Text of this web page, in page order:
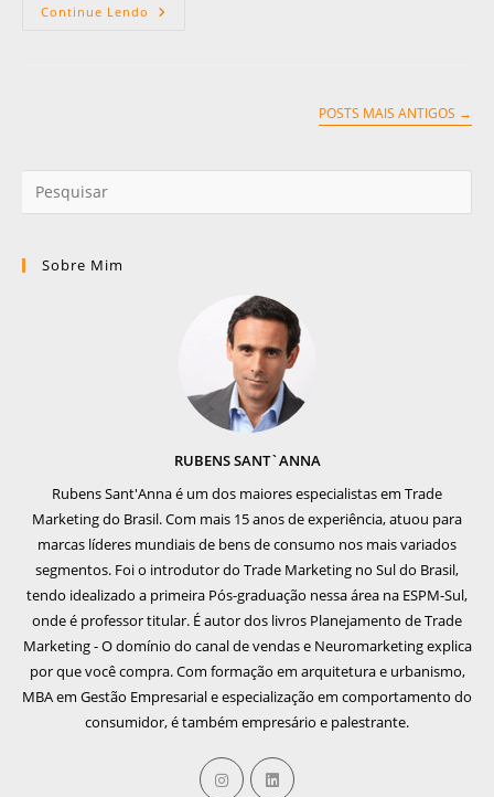
Continue Lendo
POSTS MAIS ANTIGOS →
Sobre Mim
RUBENS SANT`ANNA
Rubens Sant'Anna é um dos maiores especialistas em Trade
Marketing do Brasil. Com mais 15 anos de experiência, atuou para
marcas líderes mundiais de bens de consumo nos mais variados
segmentos. Foi o introdutor do Trade Marketing no Sul do Brasil,
tendo idealizado a primeira Pós-graduação nessa área na ESPM-Sul,
onde é professor titular. É autor dos livros Planejamento de Trade
Marketing - O domínio do canal de vendas e Neuromarketing explica
por que você compra. Com formação em arquitetura e urbanismo,
MBA em Gestão Empresarial e especialização em comportamento do
consumidor, é também empresário e palestrante.